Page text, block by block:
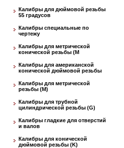
Калибры для дюймовой резьбы
55 градусов
Калибры специальные по
чертежу
Калибры для метрической
конической резьбы (М
Калибры для американской
конической дюймовой резьбы
Калибры для метрической
резьбы (М)
Калибры для трубной
цилиндрической резьбы (G)
Калибры гладкие для отверстий
и валов
Калибры для конической
дюймовой резьбы (K)